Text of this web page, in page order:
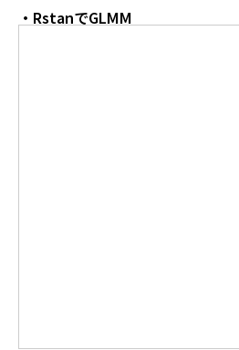
・ RstanでGLMM